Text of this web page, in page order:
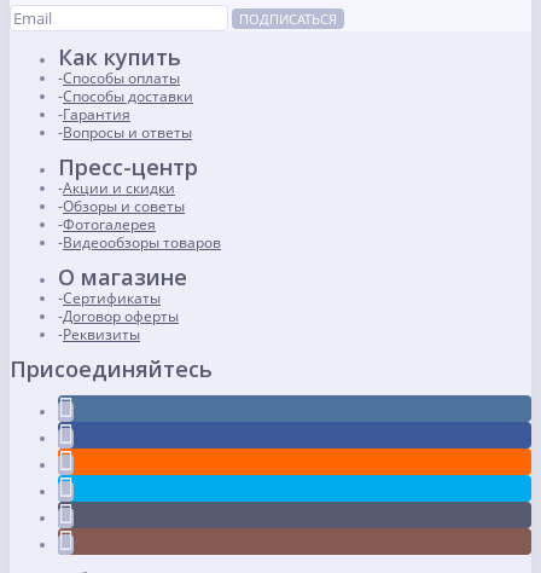
ПОДПИСАТЬСЯ
Как купить
Способы оплаты
Способы доставки
Гарантия
Вопросы и ответы
Пресс-центр
Акции и скидки
Обзоры и советы
Фотогалерея
Видеообзоры товаров
О магазине
Сертификаты
Договор оферты
Реквизиты
Присоединяйтесь